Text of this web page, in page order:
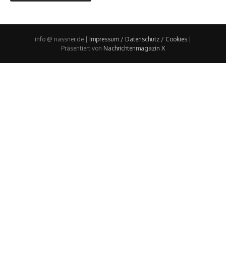
info @ nassner.de | Impressum / Datenschutz / Cookies
Präsentiert von Nachrichtenmagazin X